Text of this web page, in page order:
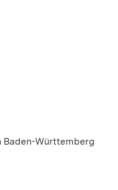
Baden-Württemberg